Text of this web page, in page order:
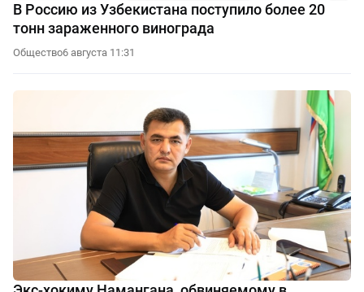
В Россию из Узбекистана поступило более 20
тонн зараженного винограда
Общество6 августа 11:31